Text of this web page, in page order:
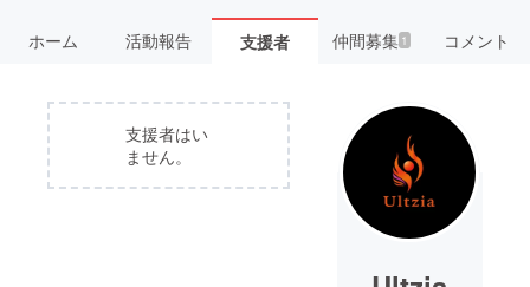
ホーム 活動報告 支援者 仲間募集 1 コメント
支援者はい
ません。